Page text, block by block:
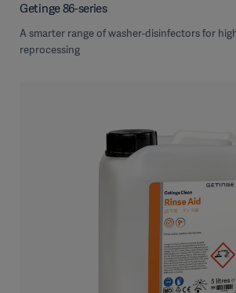
Getinge 86-series
A smarter range of washer-disinfectors for
reprocessing